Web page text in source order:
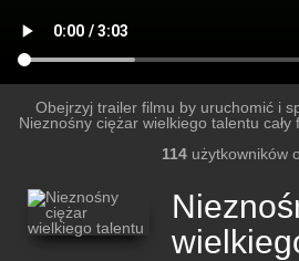
Obejrzyj trailer filmu by uruchomić i
Nieznośny ciężar wielkiego talentu cały
114 użytkowników